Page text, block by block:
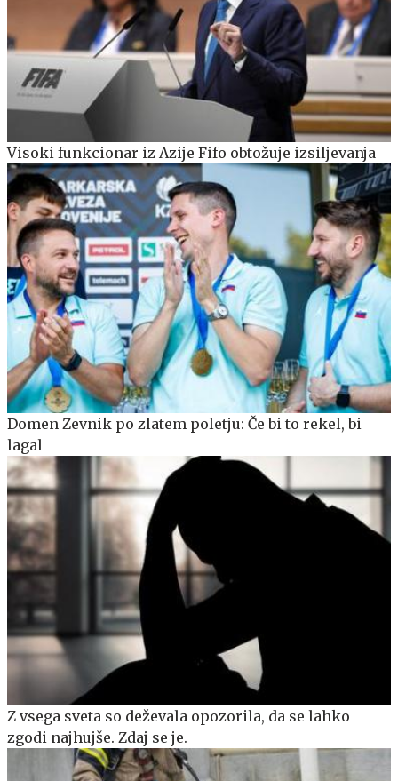
Visoki funkcionar iz Azije Fifo obtožuje izsiljevanja
Domen Zevnik po zlatem poletju: Če bi to rekel, bi
lagal
Z vsega sveta so deževala opozorila, da se lahko
zgodi najhujše. Zdaj se je.